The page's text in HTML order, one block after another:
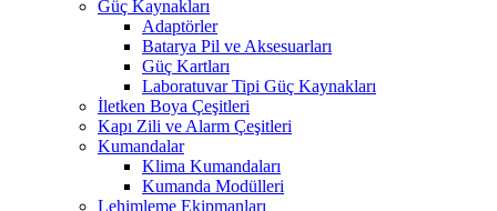
Güç Kaynakları
Adaptörler
Batarya Pil ve Aksesuarları
Güç Kartları
Laboratuvar Tipi Güç Kaynakları
İletken Boya Çeşitleri
Kapı Zili ve Alarm Çeşitleri
Kumandalar
Klima Kumandaları
Kumanda Modülleri
Lehimleme Ekipmanları